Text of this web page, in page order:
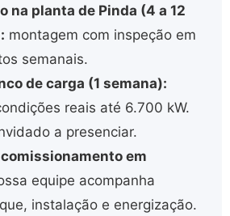
na planta de Pinda (4 a 12
montagem com inspeção em
semanais.
de carga (1 semana):
reais até 6.700 kW.
a presenciar.
em
equipe acompanha
instalação e energização.